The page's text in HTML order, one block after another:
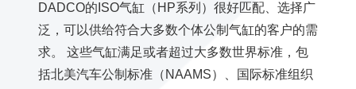
DADCO的ISO气缸（HP系列）很好匹配、选择广
泛，可以供给符合大多数个体公制气缸的客户的需
求。 这些气缸满足或者超过大多数世界标准，包
括北美汽车公制标准（NAAMS）、国际标准组织